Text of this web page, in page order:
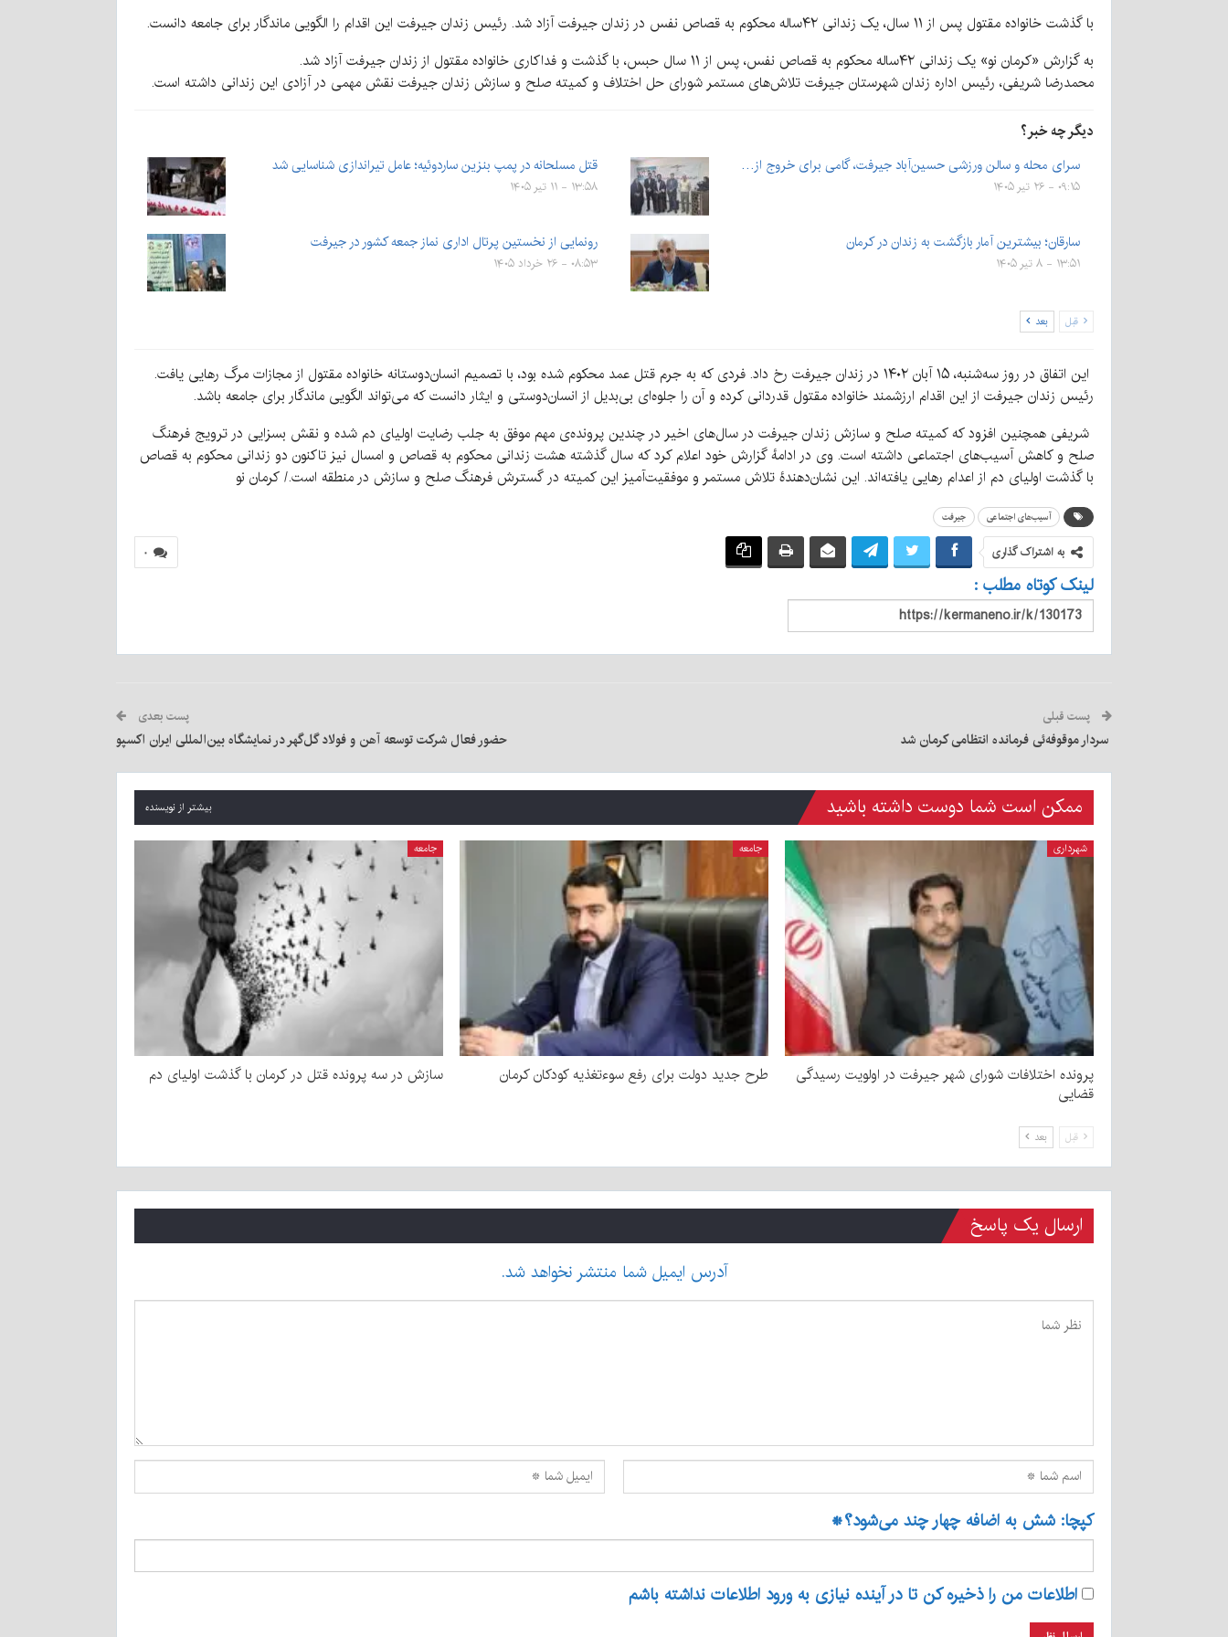
با گذشت خانواده مقتول پس از ۱۱ سال، یک زندانی ۴۲ساله محکوم به قصاص نفس در زندان جیرفت آزاد شد. رئیس زندان جیرفت این اقدام را الگویی ماندگار برای جامعه دانست.
به گزارش «کرمان نو» یک زندانی ۴۲ساله محکوم به قصاص نفس، پس از ۱۱ سال حبس، با گذشت و فداکاری خانواده مقتول از زندان جیرفت آزاد شد.
محمدرضا شریفی، رئیس اداره زندان شهرستان جیرفت تلاش‌های مستمر شورای حل اختلاف و کمیته صلح و سازش زندان جیرفت نقش مهمی در آزادی این زندانی داشته است.
دیگر چه خبر؟
سرای محله و سالن ورزشی حسین‌آباد جیرفت، گامی برای خروج از…
۰۹:۱۵ - ۲۶ تیر ۱۴۰۵
قتل مسلحانه در پمپ بنزین ساردوئیه؛ عامل تیراندازی شناسایی شد
۱۳:۵۸ - ۱۱ تیر ۱۴۰۵
سارقان؛ بیشترین آمار بازگشت به زندان در کرمان
۱۳:۵۱ - ۸ تیر ۱۴۰۵
رونمایی از نخستین پرتال اداری نماز جمعه کشور در جیرفت
۰۸:۵۳ - ۲۶ خرداد ۱۴۰۵
قبل بعد
این اتفاق در روز سه‌شنبه، ۱۵ آبان ۱۴۰۲ در زندان جیرفت رخ داد. فردی که به جرم قتل عمد محکوم شده بود، با تصمیم انسان‌دوستانه خانواده مقتول از مجازات مرگ رهایی یافت.
رئیس زندان جیرفت از این اقدام ارزشمند خانواده مقتول قدردانی کرده و آن را جلوه‌ای بی‌بدیل از انسان‌دوستی و ایثار دانست که می‌تواند الگویی ماندگار برای جامعه باشد.
شریفی همچنین افزود که کمیته صلح و سازش زندان جیرفت در سال‌های اخیر در چندین پرونده‌ی مهم موفق به جلب رضایت اولیای دم شده و نقش بسزایی در ترویج فرهنگ
صلح و کاهش آسیب‌های اجتماعی داشته است. وی در ادامهٔ گزارش خود اعلام کرد که سال گذشته هشت زندانی محکوم به قصاص و امسال نیز تاکنون دو زندانی محکوم به قصاص
با گذشت اولیای دم از اعدام رهایی یافته‌اند. این نشان‌دهندهٔ تلاش مستمر و موفقیت‌آمیز این کمیته در گسترش فرهنگ صلح و سازش در منطقه است./ کرمان نو
آسیب‌های اجتماعی جیرفت
۰ به اشتراک گذاری
لینک کوتاه مطلب :
پست قبلی
سردار موقوفه‌ئی فرمانده انتظامی کرمان شد
پست بعدی
حضور فعال شرکت توسعه آهن و فولاد گل‌گهر در نمایشگاه بین‌المللی ایران اکسپو
ممکن است شما دوست داشته باشید بیشتر از نویسنده
شهرداری
پرونده اختلافات شورای شهر جیرفت در اولویت رسیدگی
قضایی
جامعه
طرح جدید دولت برای رفع سوءتغذیه کودکان کرمان
جامعه
سازش در سه پرونده قتل در کرمان با گذشت اولیای دم
قبل بعد
ارسال یک پاسخ
آدرس ایمیل شما منتشر نخواهد شد.
کپچا: شش به اضافه چهار چند می‌شود؟*
اطلاعات من را ذخیره کن تا در آینده نیازی به ورود اطلاعات نداشته باشم